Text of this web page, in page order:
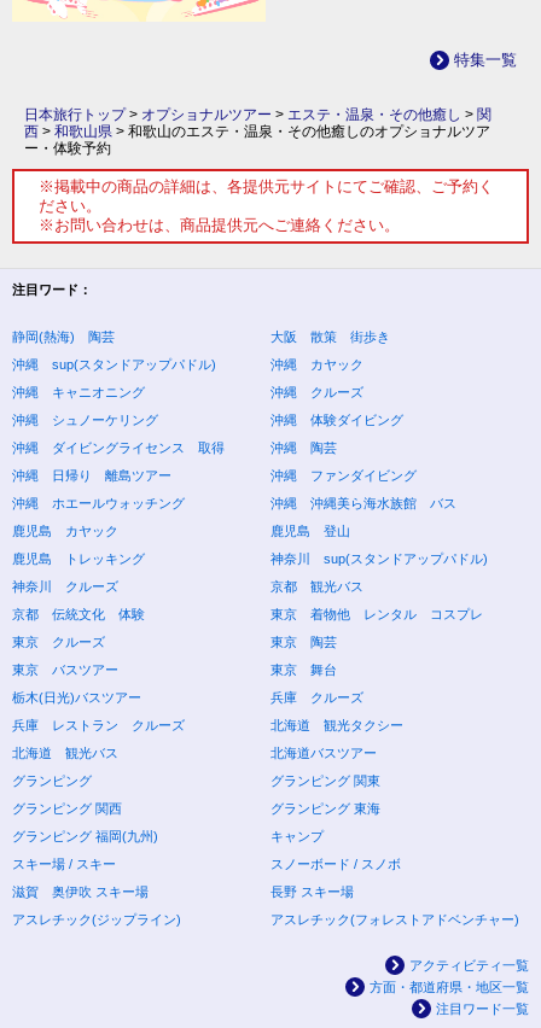
特集一覧
日本旅行トップ> オプショナルツアー > エステ・温泉・その他癒し > 関
西 > 和歌山県 > 和歌山のエステ・温泉・その他癒しのオプショナルツア
ー・体験予約
※掲載中の商品の詳細は、各提供元サイトにてご確認、ご予約く
ださい。
※お問い合わせは、商品提供元へご連絡ください。
注目ワード：
静岡(熱海) 陶芸
大阪 散策 街歩き
沖縄 sup(スタンドアップパドル)
沖縄 カヤック
沖縄 キャニオニング
沖縄 クルーズ
沖縄 シュノーケリング
沖縄 体験ダイビング
沖縄 ダイビングライセンス 取得
沖縄 陶芸
沖縄 日帰り 離島ツアー
沖縄 ファンダイビング
沖縄 ホエールウォッチング
沖縄 沖縄美ら海水族館 バス
鹿児島 カヤック
鹿児島 登山
鹿児島 トレッキング
神奈川 sup(スタンドアップパドル)
神奈川 クルーズ
京都 観光バス
京都 伝統文化 体験
東京 着物他 レンタル コスプレ
東京 クルーズ
東京 陶芸
東京 バスツアー
東京 舞台
栃木(日光)バスツアー
兵庫 クルーズ
兵庫 レストラン クルーズ
北海道 観光タクシー
北海道 観光バス
北海道バスツアー
グランピング
グランピング 関東
グランピング 関西
グランピング 東海
グランピング 福岡(九州)
キャンプ
スキー場 / スキー
スノーボード / スノボ
滋賀 奥伊吹 スキー場
長野 スキー場
アスレチック(ジップライン)
アスレチック(フォレストアドベンチャー)
アクティビティ一覧
方面・都道府県・地区一覧
注目ワード一覧